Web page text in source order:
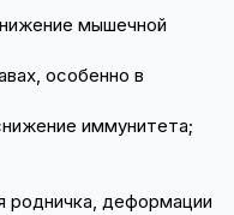
мышечной
особенно в
иммунитета;
родничка, деформации